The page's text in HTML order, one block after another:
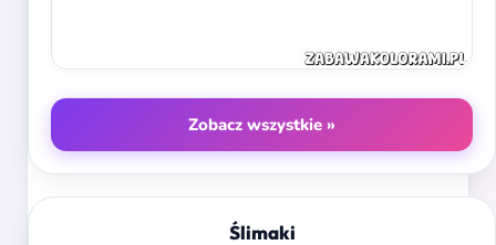
Zobacz wszystkie »
Ślimaki